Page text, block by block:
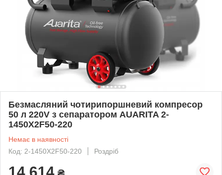
Безмасляний чотирипоршневий компресор
50 л 220V з сепаратором AUARITA 2-
1450X2F50-220
Немає в наявності
Код: 2-1450X2F50-220
Роздріб
14 614